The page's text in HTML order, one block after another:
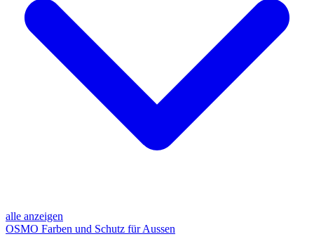
alle anzeigen
OSMO Farben und Schutz für Aussen